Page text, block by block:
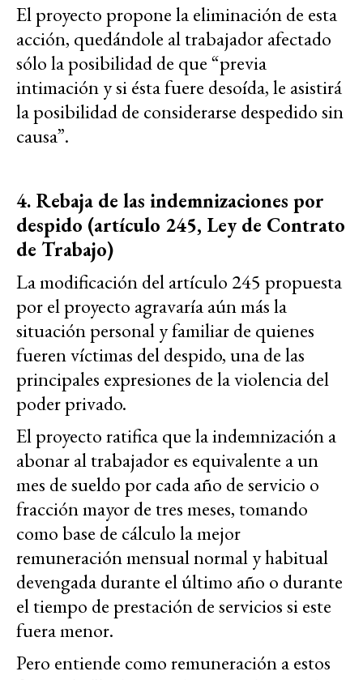
El proyecto propone la eliminación de esta
acción, quedándole al trabajador afectado
sólo la posibilidad de que “previa
intimación y si ésta fuere desoída, le asistirá
la posibilidad de considerarse despedido sin
causa”.
4. Rebaja de las indemnizaciones por
despido (artículo 245, Ley de Contrato
de Trabajo)
La modificación del artículo 245 propuesta
por el proyecto agravaría aún más la
situación personal y familiar de quienes
fueren víctimas del despido, una de las
principales expresiones de la violencia del
poder privado.
El proyecto ratifica que la indemnización a
abonar al trabajador es equivalente a un
mes de sueldo por cada año de servicio o
fracción mayor de tres meses, tomando
como base de cálculo la mejor
remuneración mensual normal y habitual
devengada durante el último año o durante
el tiempo de prestación de servicios si este
fuera menor.
Pero entiende como remuneración a estos